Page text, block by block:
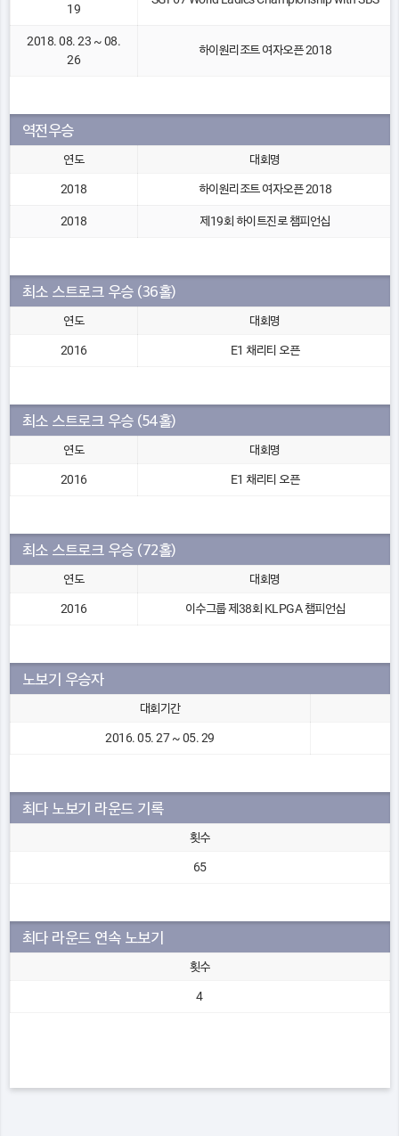
19
2018. 08. 23 ~ 08.
26
하이원리조트 여자오픈 2018
역전우승
연도 대회명
2018 하이원리조트 여자오픈 2018
2018 제19회 하이트진로 챔피언십
최소 스트로크 우승 (36홀)
연도 대회명
2016 E1 채리티 오픈
최소 스트로크 우승 (54홀)
연도 대회명
2016 E1 채리티 오픈
최소 스트로크 우승 (72홀)
연도 대회명
2016 이수그룹 제38회 KLPGA 챔피언십
노보기 우승자
대회기간
2016. 05. 27 ~ 05. 29
최다 노보기 라운드 기록
횟수
65
최다 라운드 연속 노보기
횟수
4